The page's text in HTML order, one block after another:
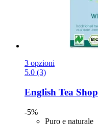
3 opzioni
5.0 (3)
English Tea Shop
-5%
Puro e naturale